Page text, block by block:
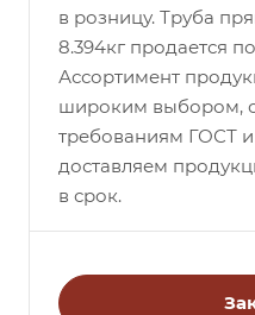
в розницу. Труба
8.394кг продается
Ассортимент
широким выбором,
требованиям ГОСТ
доставляем
в срок.